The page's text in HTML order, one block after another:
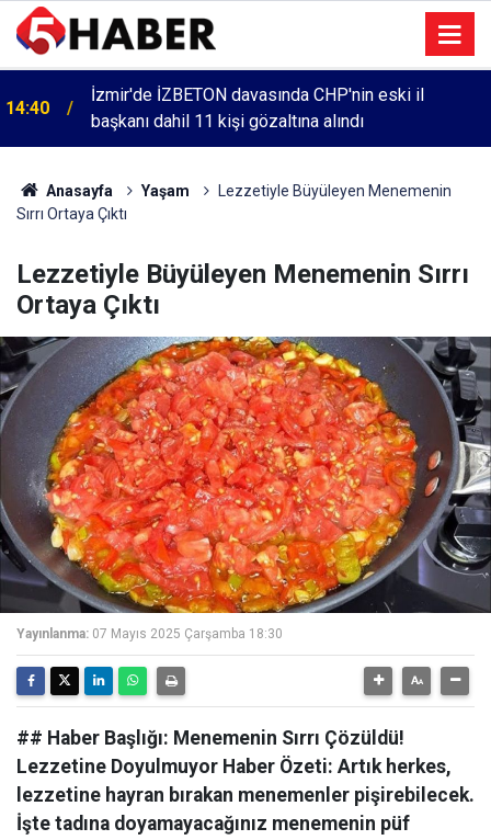
14:40
İzmir'de İZBETON davasında CHP'nin eski il
başkanı dahil 11 kişi gözaltına alındı
Anasayfa Yaşam
Lezzetiyle Büyüleyen Menemenin
Sırrı Ortaya Çıktı
Lezzetiyle Büyüleyen Menemenin Sırrı
Ortaya Çıktı
Yayınlanma: 07 Mayıs 2025 Çarşamba 18:30
## Haber Başlığı: Menemenin Sırrı Çözüldü!
Lezzetine Doyulmuyor Haber Özeti: Artık herkes,
lezzetine hayran bırakan menemenler pişirebilecek.
İşte tadına doyamayacağınız menemenin püf